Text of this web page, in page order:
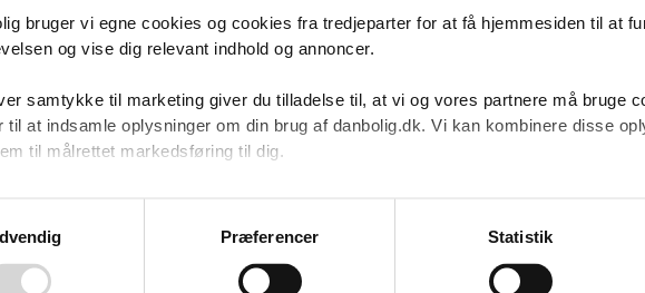
bruger vi egne cookies og cookies fra tredjeparter for at få hjemmesiden til at
og vise dig relevant indhold og annoncer.​
samtykke til marketing giver du tilladelse til, at vi og vores partnere må bruge
til at indsamle oplysninger om din brug af danbolig.dk. Vi kan kombinere disse
til målrettet markedsføring til dig.​
på ”OK” giver du samtykke til alle formål. Du kan til enhver tid læse mere om
dit samtykke ved at følge linket til vores
. Oplysninger om
Præferencer Statistik
til 5.400.000-7.200.000 kr. på omkring 123 m 2